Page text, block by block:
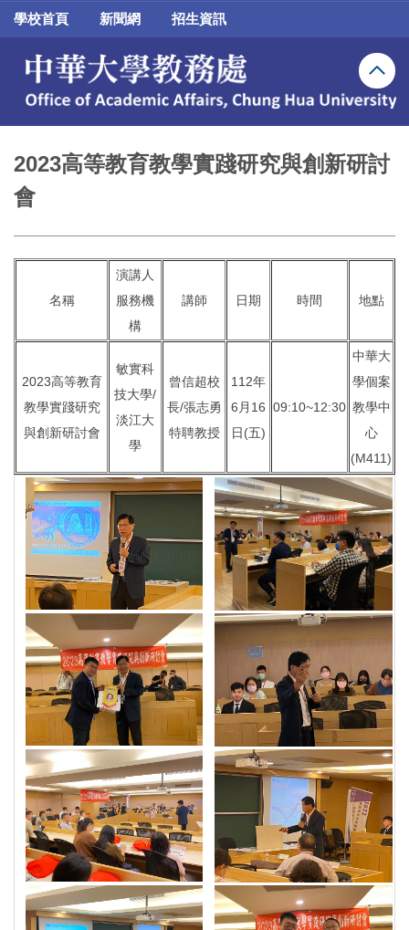
跳
區
學校首頁 新聞網 招生資訊
2023高等教育教學實踐研究與創新研討
會
名稱
演講人
服務機
構
講師 日期 時間 地點
2023高等教育
教學實踐研究
與創新研討會
敏實科
技大學/
淡江大
學
曾信超校
長/張志勇
特聘教授
112年
6月16
日(五)
09:10~12:30
中華大
學個案
教學中
心
(M411)